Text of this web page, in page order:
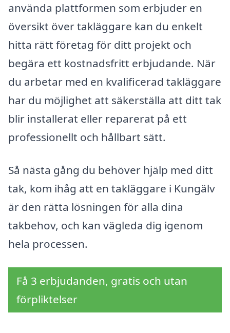
använda plattformen som erbjuder en
översikt över takläggare kan du enkelt
hitta rätt företag för ditt projekt och
begära ett kostnadsfritt erbjudande. När
du arbetar med en kvalificerad takläggare
har du möjlighet att säkerställa att ditt tak
blir installerat eller reparerat på ett
professionellt och hållbart sätt.
Så nästa gång du behöver hjälp med ditt
tak, kom ihåg att en takläggare i Kungälv
är den rätta lösningen för alla dina
takbehov, och kan vägleda dig igenom
hela processen.
Få 3 erbjudanden, gratis och utan
förpliktelser